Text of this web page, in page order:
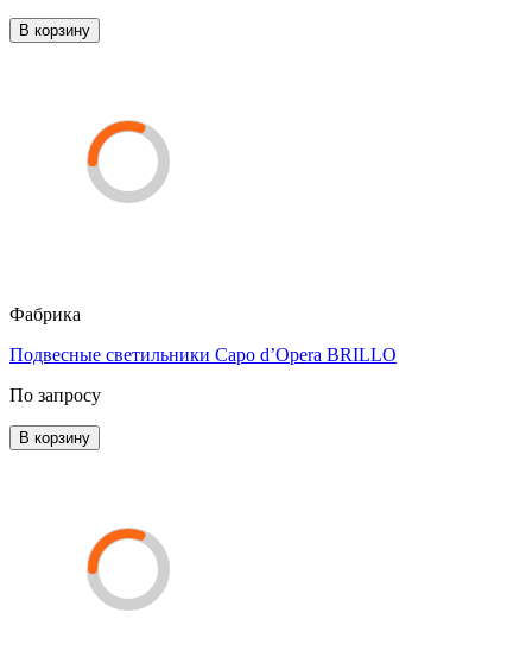
В корзину
Фабрика
Подвесные светильники Capo d’Opera BRILLO
По запросу
В корзину